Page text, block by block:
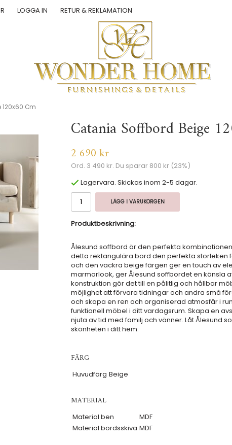
LOGGA IN RETUR & REKLAMATION
120x60 Cm
Catania Soffbord Beige
2 690 kr
Ord. 3 490 kr. Du sparar 800 kr (23%)
Lagervara. Skickas inom 2-5 dagar.
LÄGG I VARUKORGEN
Produktbeskrivning:
Ålesund soffbord är den perfekta
detta rektangulära bord den perfekta storleken
och den vackra beige färgen ger en touch av
marmorlook, ger Ålesund soffbordet en känsla
konstruktion gör det till en pålitlig och hållbar
möjlighet att förvara tidningar och andra små
och skapa en ren och organiserad atmosfär i
funktionell möbel i ditt vardagsrum. Skapa en
njuta av tid med familj och vänner. Låt Ålesund
skönheten i ditt hem.
FÄRG
Huvudfärg Beige
MATERIAL
Material ben
MDF
Material bordsskiva MDF